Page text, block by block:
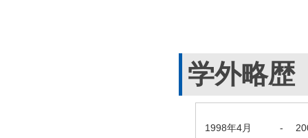
学外略歴
1998年4月 -